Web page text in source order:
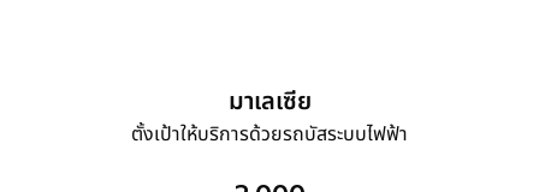
มาเลเซีย
ตั้งเป้าให้บริการด้วยรถบัสระบบไฟฟ้า